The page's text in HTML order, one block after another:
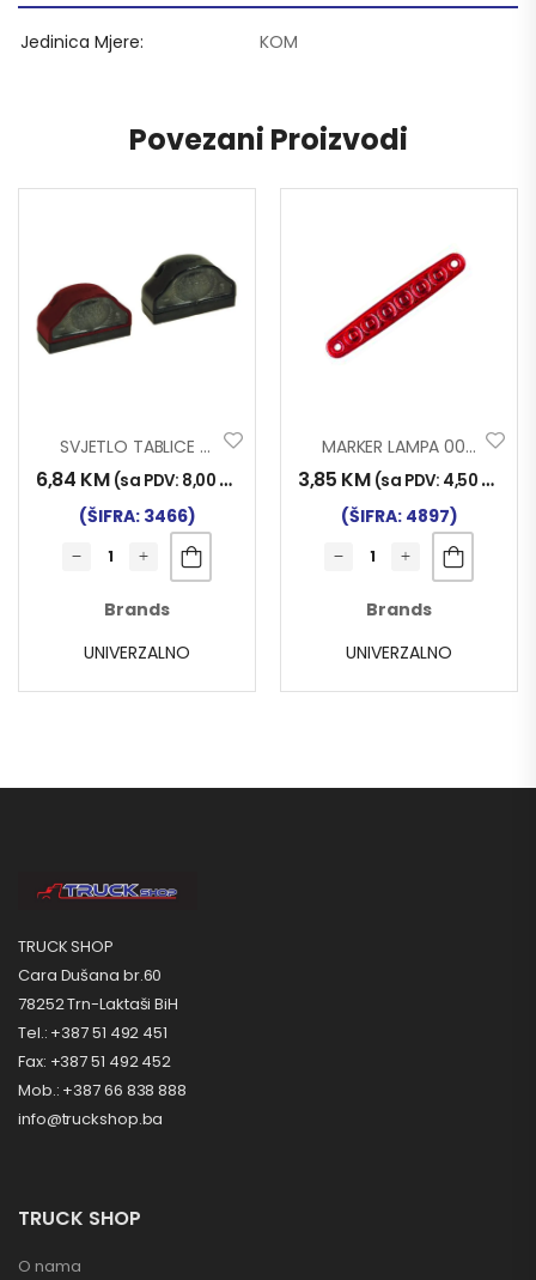
Jedinica Mjere KOM
Povezani Proizvodi
SVJETLO TABLICE 0064
6,84 KM (sa PDV: 8,00 KM
(ŠIFRA: 3466)
Brands
UNIVERZALNO
MARKER LAMPA 0051 6 LED CRVENA NT
3,85 KM (sa PDV: 4,50 KM
(ŠIFRA: 4897)
Brands
UNIVERZALNO
TRUCK SHOP
Cara Dušana br.60
78252 Trn-Laktaši BiH
Tel.: +387 51 492 451
Fax: +387 51 492 452
Mob.: +387 66 838 888
info@truckshop.ba
TRUCK SHOP
O nama